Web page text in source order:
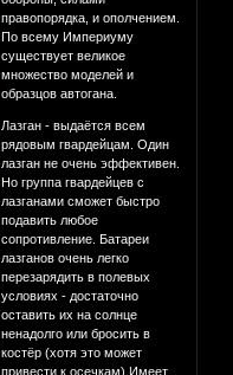
правопорядка, и ополчением.
По всему Империуму
существует великое
множество моделей и
образцов автогана.
Лазган - выдаётся всем
рядовым гвардейцам. Один
лазган не очень эффективен.
Но группа гвардейцев с
лазганами сможет быстро
подавить любое
сопротивление. Батареи
лазганов очень легко
перезарядить в полевых
условиях - достаточно
оставить их на солнце
ненадолго или бросить в
костёр (хотя это может
привести к осечкам).Имеет